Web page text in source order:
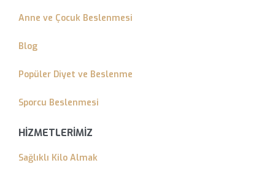
Anne ve Çocuk Beslenmesi
Blog
Popüler Diyet ve Beslenme
Sporcu Beslenmesi
HİZMETLERİMİZ
Sağlıklı Kilo Almak